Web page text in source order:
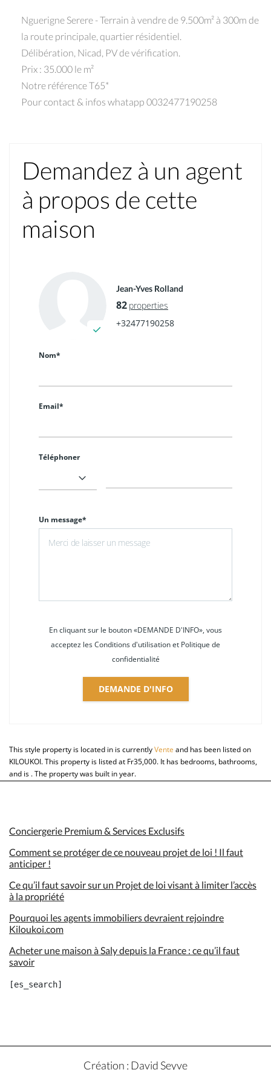
Nguerigne Serere - Terrain à vendre de 9.500m² à 300m de
la route principale, quartier résidentiel.
Délibération, Nicad, PV de vérification.
Prix : 35.000 le m²
Notre référence T65*
Pour contact & infos whatapp 0032477190258
Demandez à un agent
à propos de cette
maison
Jean-Yves Rolland
82 properties
+32477190258
Nom*
Email*
Téléphoner
Un message*
En cliquant sur le bouton «DEMANDE D'INFO», vous
acceptez les Conditions d'utilisation et Politique de
confidentialité
DEMANDE D'INFO
This style property is located in is currentlyVente and has been listed on
KILOUKOI. This property is listed at Fr35,000. It has bedrooms, bathrooms,
and is . The property was built in year.
Conciergerie Premium & Services Exclusifs
Comment se protéger de ce nouveau projet de loi ! Il faut
anticiper !
Ce qu’il faut savoir sur un Projet de loi visant à limiter l’accès
à la propriété
Pourquoi les agents immobiliers devraient rejoindre
Kiloukoi.com
Acheter une maison à Saly depuis la France : ce qu’il faut
savoir
Création : David Seyve